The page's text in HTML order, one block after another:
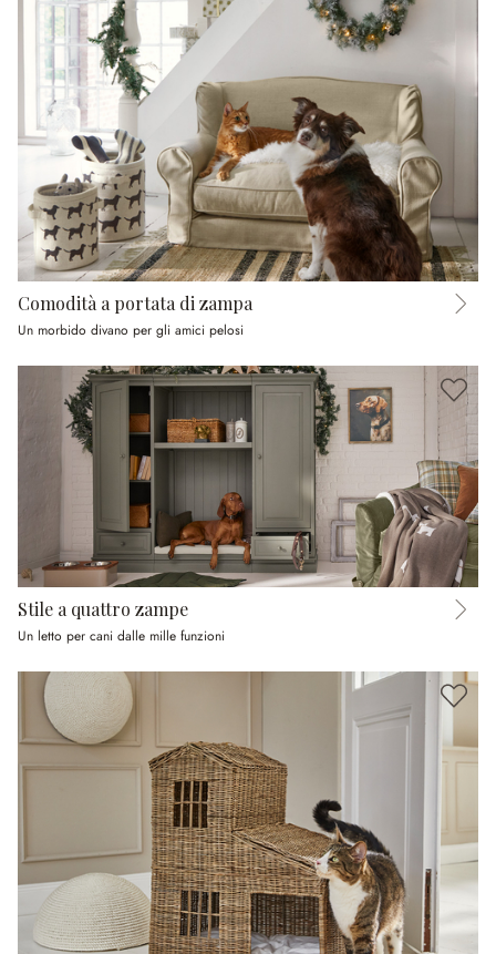
Comodità a portata di zampa
Un morbido divano per gli amici pelosi
Stile a quattro zampe
Un letto per cani dalle mille funzioni